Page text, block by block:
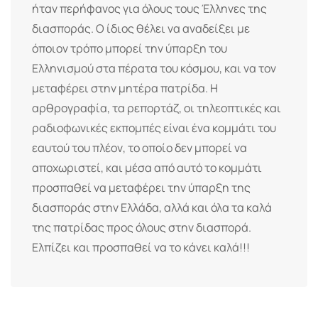
ήταν περήφανος για όλους τους Έλληνες της
διασποράς. Ο ίδιος θέλει να αναδείξει με
όποιον τρόπο μπορεί την ύπαρξη του
Ελληνισμού στα πέρατα του κόσμου, και να τον
μεταφέρει στην μητέρα πατρίδα. Η
αρθρογραφία, τα ρεπορτάζ, οι τηλεοπτικές και
ραδιοφωνικές εκπομπές είναι ένα κομμάτι του
εαυτού του πλέον, το οποίο δεν μπορεί να
αποχωριστεί, και μέσα από αυτό το κομμάτι
προσπαθεί να μεταφέρει την ύπαρξη της
διασποράς στην Ελλάδα, αλλά και όλα τα καλά
της πατρίδας προς όλους στην διασπορά.
Ελπίζει και προσπαθεί να το κάνει καλά!!!